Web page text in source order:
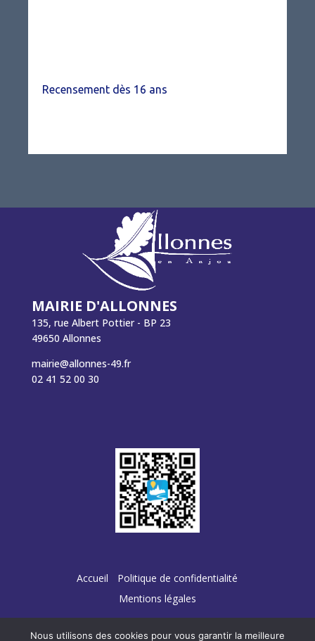
Recensement dès 16 ans
MAIRIE D'ALLONNES
135, rue Albert Pottier - BP 23
49650 Allonnes
mairie@allonnes-49.fr
02 41 52 00 30
Accueil
Politique de confidentialité
Mentions légales
Nous utilisons des cookies pour vous garantir la meilleure